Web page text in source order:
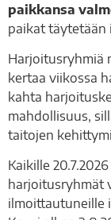
paikkansa
paikat täytetään
Harjoitusryhmiä
kertaa viikossa
kahta
mahdollisuus,
taitojen
Kaikille
harjoitusryhmät
ilmoittautuneille